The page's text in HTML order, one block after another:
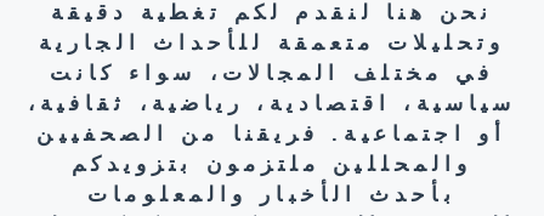
نحن هنا لنقدم لكم تغطية دقيقة
وتحليلات متعمقة للأحداث الجارية
في مختلف المجالات، سواء كانت
سياسية، اقتصادية، رياضية، ثقافية،
أو اجتماعية. فريقنا من الصحفيين
والمحللين ملتزمون بتزويدكم
بأحدث الأخبار والمعلومات